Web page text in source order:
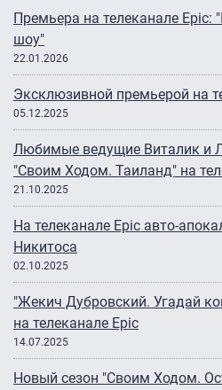
Премьера на телеканале Epic:
шоу"
22.01.2026
Эксклюзивной премьерой на
05.12.2025
Любимые ведущие Виталик и
"Своим Ходом. Таиланд" на
21.10.2025
На телеканале Epic авто-
Никитоса
02.10.2025
"Жекич Дубровский. Угадай
на телеканале Epic
14.07.2025
Новый сезон "Своим Ходом.